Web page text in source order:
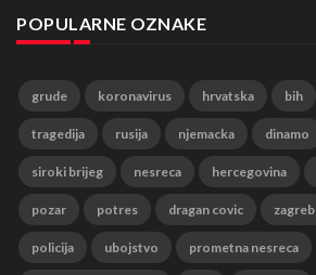
POPULARNE OZNAKE
grude koronavirus hrvatska bih
tragedija rusija njemacka dinamo
siroki brijeg nesreca hercegovina
pozar potres dragan covic zagreb
policija ubojstvo prometna nesreca